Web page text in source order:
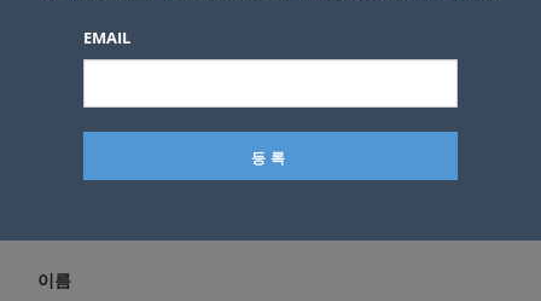
이름
EMAIL